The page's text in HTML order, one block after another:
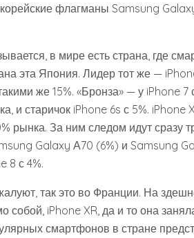
флагманы Samsung
в мире есть страна, где
эта Япония. Лидер тот же —
же 15%. «Бронза» — у iPhone 7
и старичок iPhone 6s с 5%. iPhone
рынка. За ним следом идут сразу
Galaxy А70 (6%) и Samsung
8 с 4%.
так это во Франции. На
собой, iPhone XR, да и то она
смартфонов в стране